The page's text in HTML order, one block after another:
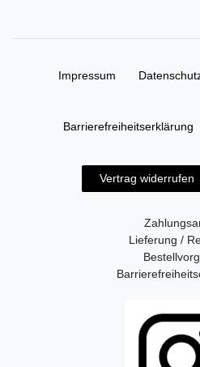
Impressum
Barrierefreiheitserklärung
Vertrag widerrufen
Lieferung /